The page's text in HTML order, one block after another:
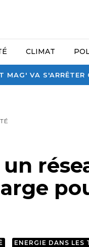
MAG' VA
CLIMAT
un
ENERGIE DANS LES